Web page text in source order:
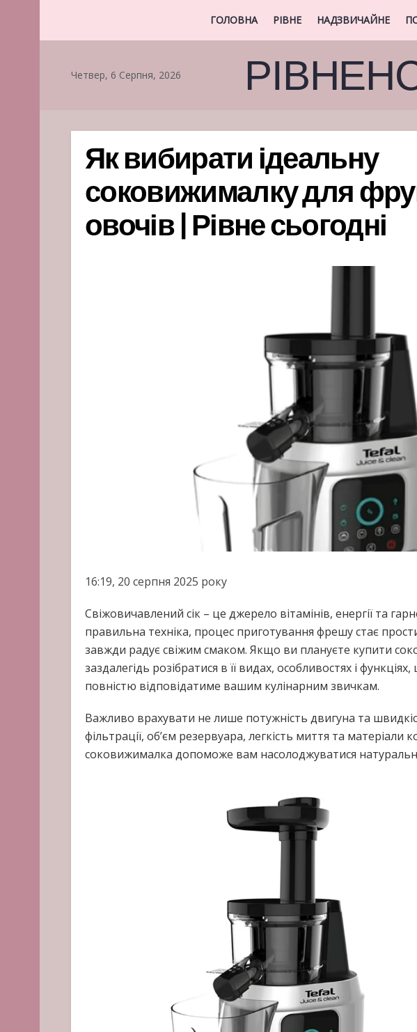
ГОЛОВНА РІВНЕ НАДЗВИЧАЙНЕ
Четвер, 6 Серпня, 2026
Як вибирати ідеальну
соковижималку для
овочів | Рівне сьогодні
16:19, 20 серпня 2025 року
Свіжовичавлений сік – це джерело вітамінів, енергії та
правильна техніка, процес приготування фрешу стає
завжди радує свіжим смаком. Якщо ви плануєте купити
заздалегідь розібратися в її видах, особливостях і
повністю відповідатиме вашим кулінарним звичкам.
Важливо врахувати не лише потужність двигуна та
фільтрації, об’єм резервуара, легкість миття та матеріали
соковижималка допоможе вам насолоджуватися